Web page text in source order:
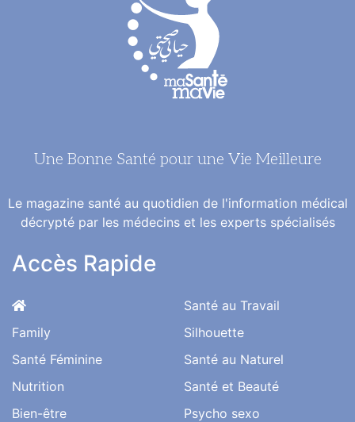
Une Bonne Santé pour une Vie Meilleure
Le magazine santé au quotidien de l'information médical
décrypté par les médecins et les experts spécialisés
Accès Rapide
Family
Santé Féminine
Nutrition
Bien-être
Santé au Travail
Silhouette
Santé au Naturel
Santé et Beauté
Psycho sexo